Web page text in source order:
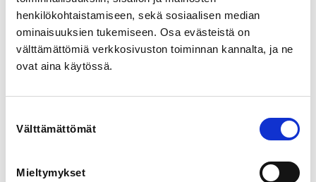
henkilökohtaistamiseen, sekä sosiaalisen median
ominaisuuksien tukemiseen. Osa evästeistä on
välttämättömiä verkkosivuston toiminnan kannalta, ja ne
ovat aina käytössä.
valinta
Välttämättömät
Mieltymykset
Tu 3.3.2026 at 16:45 - Fr 22.5.2026 at 23:59
PRICES
Leiripassi majoituksella, 8-14 -vuotias leiriläinen,
Earlybird-hinta 31.3. asti 201,00 € -
Leiripassi ilman majoitusta, 8-14 -vuotias leiriläinen,
Earlybird-hinta 31.3. asti 162,00 € -
Leirituristi, aikuinen majoituksella, Earlybird-hinta